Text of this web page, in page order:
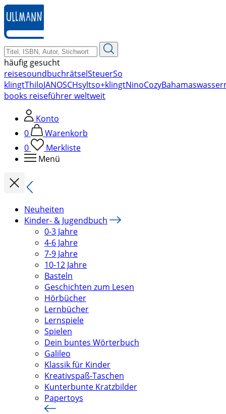
zum
Hauptinhalt
springen
häufig gesucht
reisesoundbuchrätselSteuerSo
klingtThiloJANOSCHsyltso+klingtNinoCozyBahamas
books reiseführer weltweit
Konto
0
Warenkorb
0
Merkliste
Menü
Neuheiten
Kinder- & Jugendbuch
0-3 Jahre
4-6 Jahre
7-9 Jahre
10-12 Jahre
Basteln
Geschichten zum Lesen
Hörbücher
Lernbücher
Lernspiele
Spielen
Dein buntes Wörterbuch
Galileo
Klassik für Kinder
Kreativspaß-Taschen
Kunterbunte Kratzbilder
Papertoys